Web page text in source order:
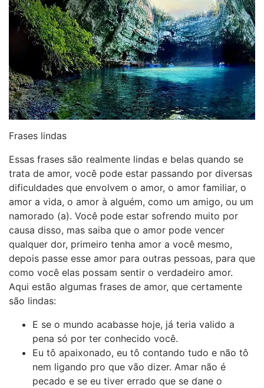
Frases lindas
Essas frases são realmente lindas e belas quando se
trata de amor, você pode estar passando por diversas
dificuldades que envolvem o amor, o amor familiar, o
amor a vida, o amor à alguém, como um amigo, ou um
namorado (a). Você pode estar sofrendo muito por
causa disso, mas saiba que o amor pode vencer
qualquer dor, primeiro tenha amor a você mesmo,
depois passe esse amor para outras pessoas, para que
como você elas possam sentir o verdadeiro amor.
Aqui estão algumas frases de amor, que certamente
são lindas:
E se o mundo acabasse hoje, já teria valido a
pena só por ter conhecido você.
Eu tô apaixonado, eu tô contando tudo e não tô
nem ligando pro que vão dizer. Amar não é
pecado e se eu tiver errado que se dane o